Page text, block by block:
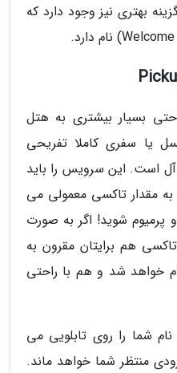
بهتری نیز وجود دارد که
بسیار بیشتری به هتل
یا سفری کاملا تفریحی
آل است. این سرویس را باید
به مقدار تاکسی معمولی می
پرمیوم شوید! اگر به صورت
هم برایتان مقرون به
خواهد شد و هم با راحتی
نام شما را روی تابلویی می
منتظر شما خواهد ماند.